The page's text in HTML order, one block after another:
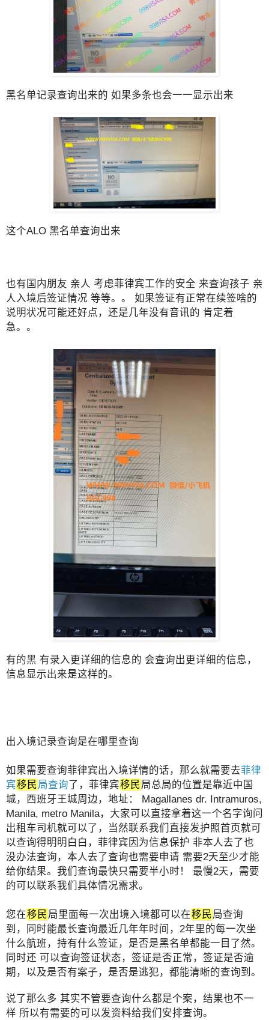
黑名单记录查询出来的 如果多条也会一一显示出来
这个ALO 黑名单查询出来
也有国内朋友 亲人 考虑菲律宾工作的安全 来查询孩子 亲
人入境后签证情况 等等。。 如果签证有正常在续签啥的
说明状况可能还好点，还是几年没有音讯的 肯定着
急。。
有的黑 有录入更详细的信息的 会查询出更详细的信息，
信息显示出来是这样的。
出入境记录查询是在哪里查询
如果需要查询菲律宾出入境详情的话，那么就需要去菲律
宾移民局查询了，菲律宾移民局总局的位置是靠近中国
城，西班牙王城周边，地址： Magallanes dr. Intramuros,
Manila, metro Manila，大家可以直接拿着这一个名字询问
出租车司机就可以了，当然联系我们直接发护照首页就可
以查询得明明白白，菲律宾因为信息保护 非本人去了也
没办法查询，本人去了查询也需要申请 需要2天至少才能
给你结果。我们查询最快只需要半小时！ 最慢2天，需要
的可以联系我们具体情况需求。
您在移民局里面每一次出境入境都可以在移民局查询
到，同时能最长查询最近几年年时间，2年里的每一次坐
什么航班，持有什么签证，是否是黑名单都能一目了然。
同时还 可以查询签证状态，签证是否正常，签证是否逾
期，以及是否有案子，是否是逃犯，都能清晰的查询到。
说了那么多 其实不管要查询什么都是个案，结果也不一
样 所以有需要的可以发资料给我们安排查询。